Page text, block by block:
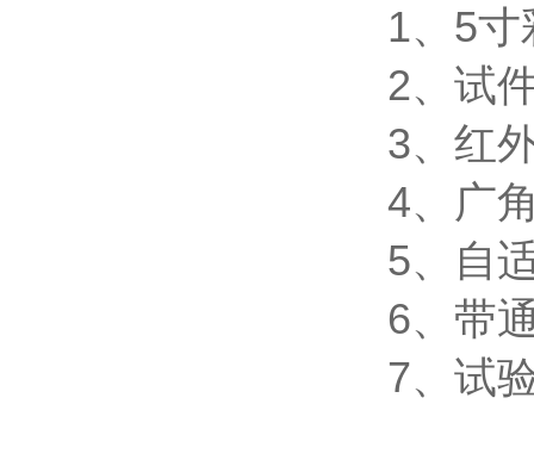
1、5
2、试
3、红
4、广
5、自
6、带
7、试